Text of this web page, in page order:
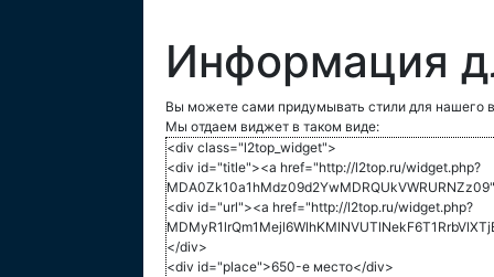
Информация
Вы можете сами придумывать стили для нашего
Мы отдаем виджет в таком виде:
<div class="l2top_widget">
<div id="title"><a href="http://l2top.ru/widget.php?
<div id="url"><a href="http://l2top.ru/widget.php?
</div>
<div id="place">650-е место</div>